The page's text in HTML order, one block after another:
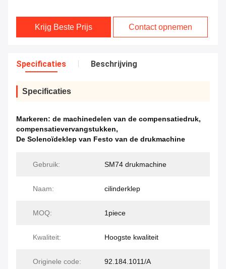
Krijg Beste Prijs Contact opnemen
Specificaties Beschrijving
Specificaties
Markeren: de machinedelen van de compensatiedruk,
compensatievervangstukken,
De Solenoïdeklep van Festo van de drukmachine
Gebruik: SM74 drukmachine
Naam: cilinderklep
MOQ: 1piece
Kwaliteit: Hoogste kwaliteit
Originele code: 92.184.1011/A